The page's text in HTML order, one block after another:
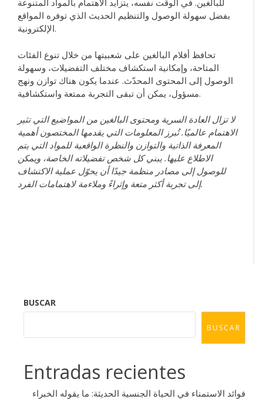
للبالغين. في الوقت نفسه، يتزايد الاهتمام بالمواد المتنوعة
بفضل سهولة الوصول والتنظيم الحديث الذي توفره المواقع
الإلكترونية.
تحافظ أفلام البالغين على شعبيتها من خلال تنوع الفئات
المتاحة، وإمكانية استكشاف مختلف التفضيلات، وسهولة
الوصول إلى المحتوى المحدّث. عندما يكون هناك توازن ونهج
مسؤول، يمكن أن تبقى التجربة ممتعة واستكشافية.
لا تزال العادة السرية ومحتوى البالغين من المواضيع التي تثير
الاهتمام عالميًا. تُبرز المعلومات التي يقدمها المختصون أهمية
المعرفة الذاتية والتوازن والنظرة الواقعية للمواد التي يتم
الاطلاع عليها. يبني كل شخص تفضيلاته الخاصة، ويمكن
للوصول إلى مصادر منظمة جيدًا أن يحوّل عملية الاكتشاف
إلى تجربة أكثر متعة وإثراءً وملاءمة لاهتمامات الفرد.
BUSCAR
BUSCAR
Entradas recientes
فوائد الاستمناء في الحياة الجنسية الحديثة: ما يقوله الخبراء